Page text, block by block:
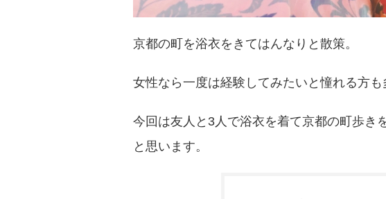
京都の町を浴衣をきてはんなりと散策。
女性なら一度は経験してみたいと憧れる方も
今回は友人と3人で浴衣を着て京都の町歩き
と思います。